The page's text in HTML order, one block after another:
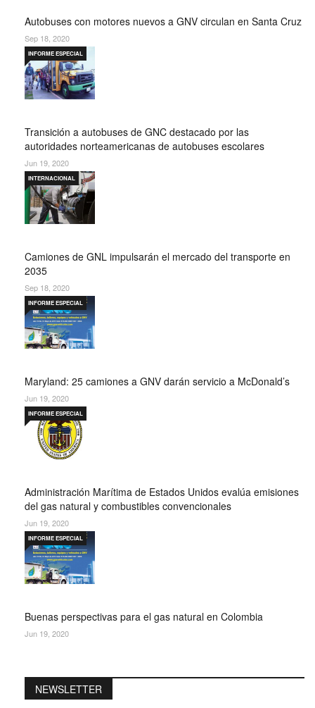
Autobuses con motores nuevos a GNV circulan en Santa Cruz
Sep 18, 2020
Transición a autobuses de GNC destacado por las
autoridades norteamericanas de autobuses escolares
INFORME ESPECIAL
Jun 19, 2020
Camiones de GNL impulsarán el mercado del transporte en
2035
INTERNACIONAL
Sep 18, 2020
Maryland: 25 camiones a GNV darán servicio a McDonald’s
INFORME ESPECIAL
Jun 19, 2020
Administración Marítima de Estados Unidos evalúa emisiones
del gas natural y combustibles convencionales
INFORME ESPECIAL
Jun 19, 2020
Buenas perspectivas para el gas natural en Colombia
INFORME ESPECIAL
Jun 19, 2020
NEWSLETTER